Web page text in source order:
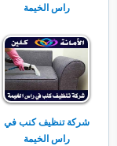
راس الخيمة
شركة تنظيف كنب في
راس الخيمة